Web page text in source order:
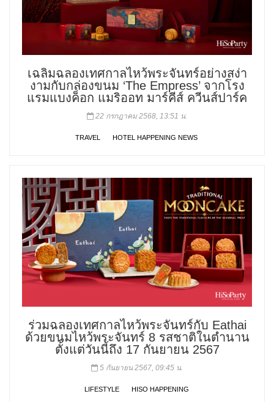
เฉลิมฉลองเทศกาลไหว้พระจันทร์อย่างสง่า
งามกับกล่องขนม ‘The Empress’ จากโรง
แรมแบงค็อก แมริออท มาร์คีส์ ควีนส์ปาร์ค
22 กรกฎาคม 2568, 13:51 น.
TRAVEL HOTEL HAPPENING NEWS
ร่วมฉลองเทศกาลไหว้พระจันทร์กับ Eathai
ด้วยขนมไหว้พระจันทร์ 8 รสชาติในตำนาน
ตั้งแต่วันนี้ถึง 17 กันยายน 2567
5 กันยายน 2567, 09:45 น.
LIFESTYLE HISO HAPPENING